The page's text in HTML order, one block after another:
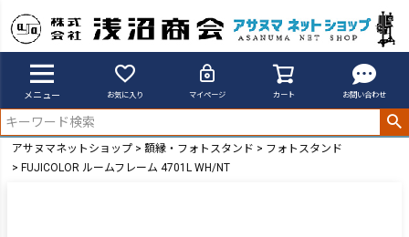
メニュー お気に入り マイページ カート お問い合わせ
アサヌマネットショップ 額縁・フォトスタンド
フォトスタンド
FUJICOLOR ルームフレーム 4701L WH/NT